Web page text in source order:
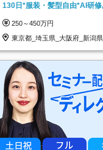
130日*服装・髪型自由*AI研
250～450万円
東京都_埼玉県_大阪府_新潟
県